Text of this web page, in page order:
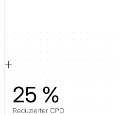
25 %
Reduzierter CPO